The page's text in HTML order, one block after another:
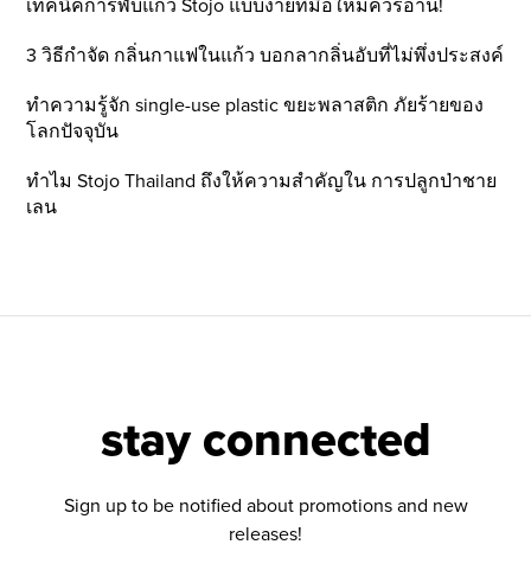
เทคนิคการพับแก้ว Stojo แบบง่ายที่มือใหม่ควรอ่าน!
3 วิธีกำจัด กลิ่นกาแฟในแก้ว บอกลากลิ่นอับที่ไม่พึ่งประสงค์
ทำความรู้จัก single-use plastic ขยะพลาสติก ภัยร้ายของ
โลกปัจจุบัน
ทำไม Stojo Thailand ถึงให้ความสำคัญใน การปลูกป่าชาย
เลน
stay connected
Sign up to be notified about promotions and new
releases!